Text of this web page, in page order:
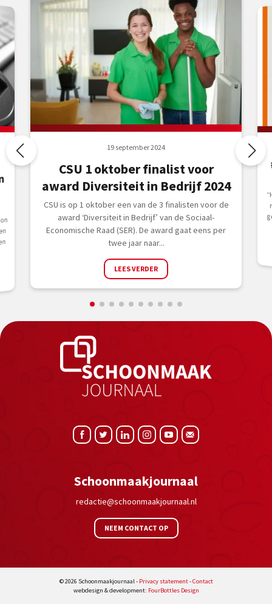
19 september 2024
CSU 1 oktober finalist voor
award Diversiteit in Bedrijf 2024
CSU is op 1 oktober een van de 3 finalisten voor de
award ‘Diversiteit in Bedrijf’ van de Sociaal-
Economische Raad (SER). De award gaat eens per
twee jaar naar...
LEES VERDER
Schoonmaakjournaal
redactie@schoonmaakjournaal.nl
NEEM CONTACT OP
© 2026 Schoonmaakjournaal - Privacy statement-Contact
webdesign & development: FourBottles Design